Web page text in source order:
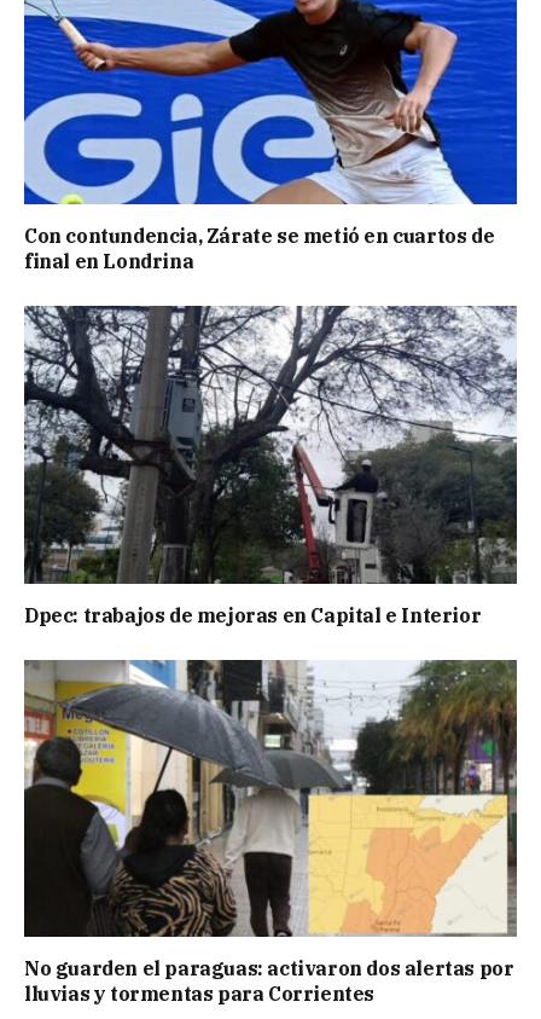
Con contundencia, Zárate se metió en cuartos de
final en Londrina
Dpec: trabajos de mejoras en Capital e Interior
No guarden el paraguas: activaron dos alertas por
lluvias y tormentas para Corrientes